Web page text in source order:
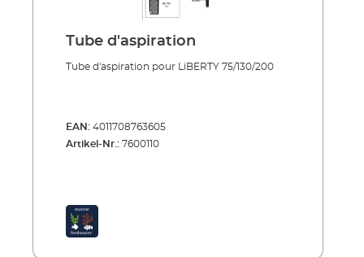
Tube d'aspiration
Tube d'aspiration pour LiBERTY 75/130/200
EAN: 4011708763605
Artikel-Nr.: 7600110